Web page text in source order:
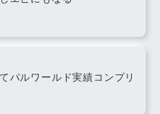
パルワールド実績コンプリ